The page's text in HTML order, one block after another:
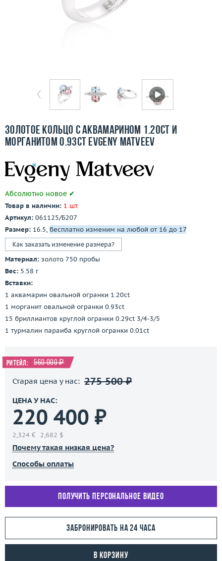
Бесплатная доставка
Контакты
Заказать звонок
Золотое кольцо с аквамарином 1.20ct и
морганитом 0.93ct Evgeny Matveev
Абсолютно новое ✔
Товар в наличии: 1 шт.
Артикул: 061125/Б207
Размер: 16.5, бесплатно изменим на любой от 16 до 17
Как заказать изменение размера?
Материал: золото 750 пробы
Вес: 5.58 г
Вставки:
1 аквамарин овальной огранки 1.20ct
1 морганит овальной огранки 0.93ct
15 бриллиантов круглой огранки 0.29ct 3/4-3/5
1 турмалин параиба круглой огранки 0.01ct
Ритейл: 560 000 ₽
Старая цена у нас: 275 500 ₽
ЦЕНА У НАС:
220 400 ₽
2,324 € 2,682 $
Почему такая низкая цена?
Способы оплаты
Получить персональное видео
Забронировать на 24 часа
В корзину